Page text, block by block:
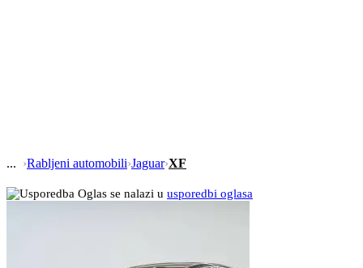
›Rabljeni automobili›Jaguar›XF
Oglas se nalazi u usporedbi oglasa